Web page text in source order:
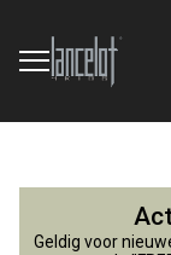
Molo
Geldig voor